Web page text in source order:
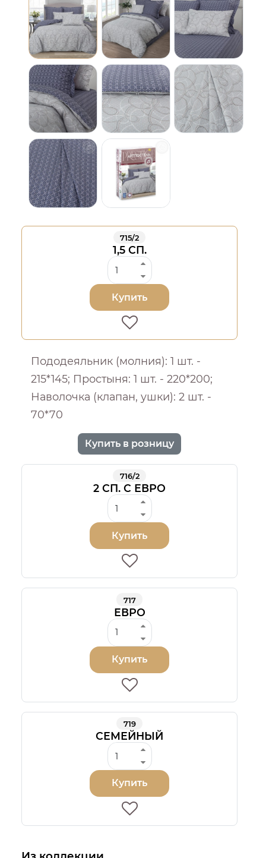
715/2
1,5 СП.
Купить
Пододеяльник (молния): 1 шт. -
215*145; Простыня: 1 шт. - 220*200;
Наволочка (клапан, ушки): 2 шт. -
70*70
Купить в розницу
716/2
2 СП. С ЕВРО
Купить
717
ЕВРО
Купить
719
СЕМЕЙНЫЙ
Купить